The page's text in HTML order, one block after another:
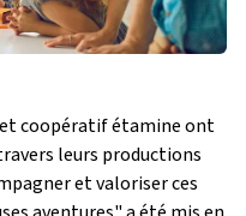
coopératif étamine ont
leurs productions
et valoriser ces